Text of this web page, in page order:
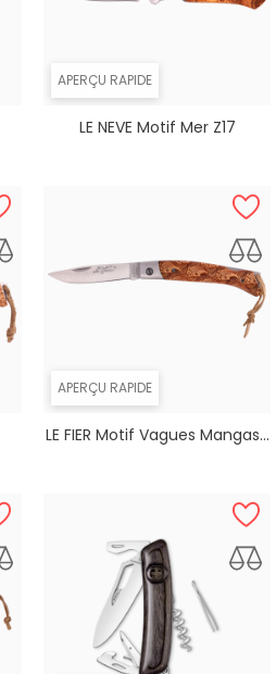
APERÇU RAPIDE
LE NEVE Motif Mer Z17
APERÇU RAPIDE
LE FIER Motif Vagues Mangas...